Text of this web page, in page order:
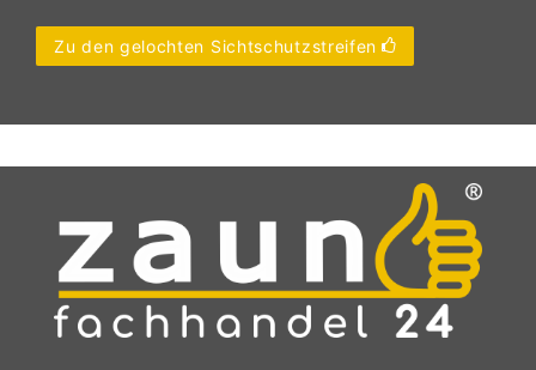
Zu den gelochten Sichtschutzstreifen